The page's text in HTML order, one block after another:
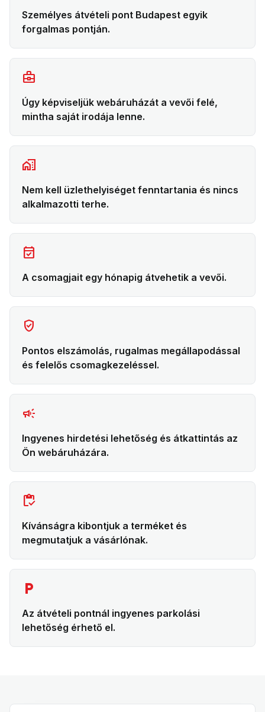
Személyes átvételi pont Budapest egyik
forgalmas pontján.
business_center
Úgy képviseljük webáruházát a vevői felé,
mintha saját irodája lenne.
home_work
Nem kell üzlethelyiséget fenntartania és nincs
alkalmazotti terhe.
event_available
A csomagjait egy hónapig átvehetik a vevői.
verified_user
Pontos elszámolás, rugalmas megállapodással
és felelős csomagkezeléssel.
campaign
Ingyenes hirdetési lehetőség és átkattintás az
Ön webáruházára.
inventory
Kívánságra kibontjuk a terméket és
megmutatjuk a vásárlónak.
local_parking
Az átvételi pontnál ingyenes parkolási
lehetőség érhető el.